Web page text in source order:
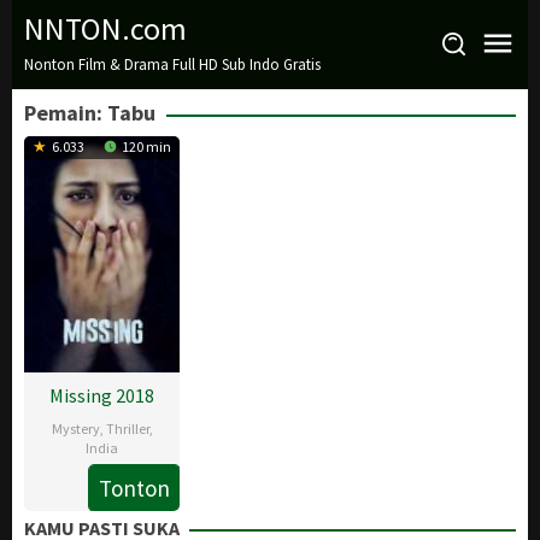
Loncat
konten
NNTON.com
Nonton Film & Drama Full HD Sub Indo Gratis
Pemain: Tabu
6.033 120 min
Missing 2018
Mystery, Thriller,
India
6
Apr
Mukul
Abhyankar
Tonton
KAMU PASTI SUKA